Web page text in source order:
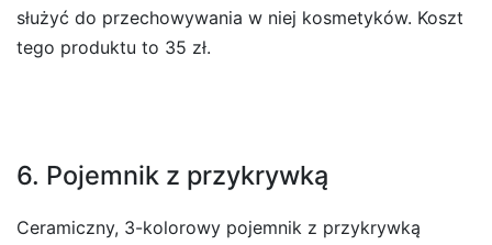
służyć do przechowywania w niej kosmetyków. Koszt
tego produktu to 35 zł.
6. Pojemnik z przykrywką
Ceramiczny, 3-kolorowy pojemnik z przykrywką